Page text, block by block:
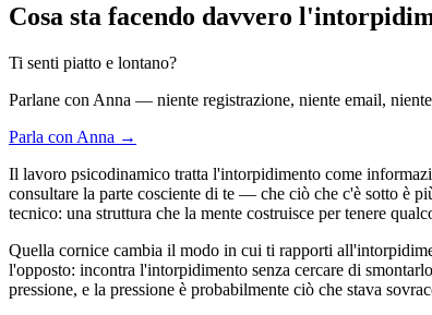
Cosa sta facendo davvero
Ti senti piatto e lontano?
Parlane con Anna — niente registrazione, niente email,
Parla con Anna →
Il lavoro psicodinamico tratta l'intorpidimento come
consultare la parte cosciente di te — che ciò che c'è sotto è
tecnico: una struttura che la mente costruisce per tenere
Quella cornice cambia il modo in cui ti rapporti
l'opposto: incontra l'intorpidimento senza cercare di
pressione, e la pressione è probabilmente ciò che stava